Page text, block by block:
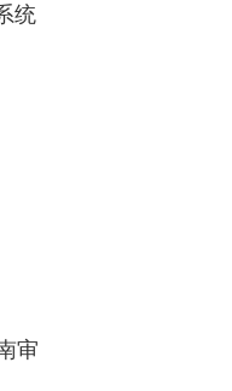
统
审